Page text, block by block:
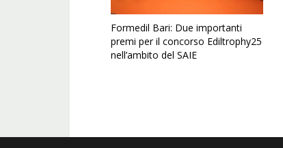
Formedil Bari: Due importanti
premi per il concorso Ediltrophy25
nell’ambito del SAIE